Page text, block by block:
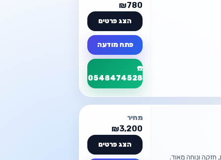
₪780
הצג פרטים
פתח מודעה
☎️
0548474528
📍 אלעד
חזקה ונוחה מאוד.
מחיר
₪3,200
הצג פרטים